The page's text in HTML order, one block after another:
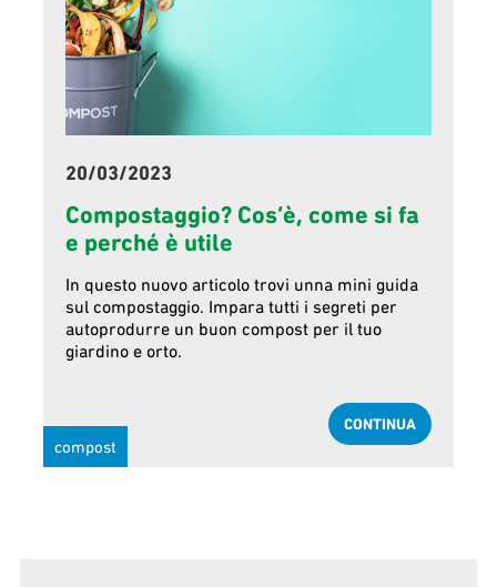
20/03/2023
Compostaggio? Cos’è, come si fa
e perché è utile
In questo nuovo articolo trovi unna mini guida
sul compostaggio. Impara tutti i segreti per
autoprodurre un buon compost per il tuo
giardino e orto.
compost
CONTINUA